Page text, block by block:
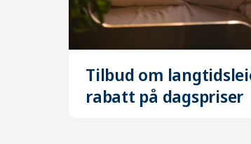
Tilbud om
rabatt på dagspriser